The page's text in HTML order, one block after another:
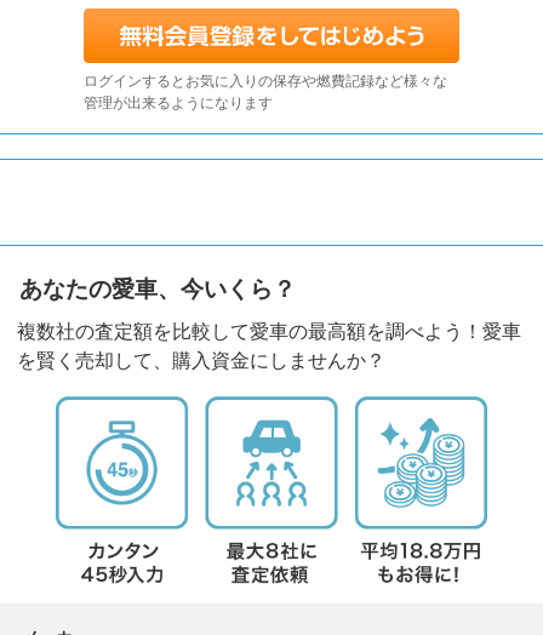
ログインするとお気に入りの保存や燃費記録など様々な
管理が出来るようになります
あなたの愛車、今いくら？
複数社の査定額を比較して愛車の最高額を調べよう！愛車
を賢く売却して、購入資金にしませんか？